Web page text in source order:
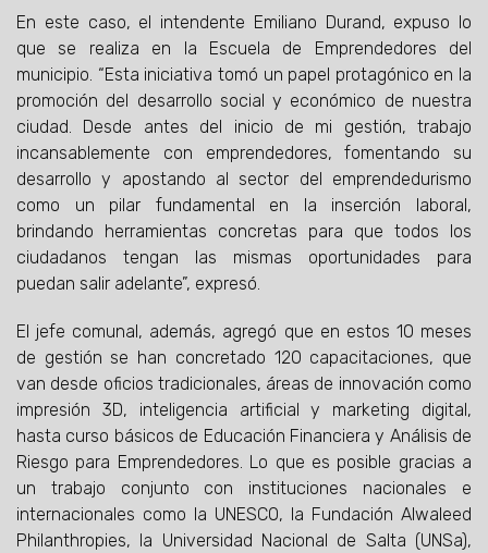
En este caso, el intendente Emiliano Durand, expuso lo
que se realiza en la Escuela de Emprendedores del
municipio. “Esta iniciativa tomó un papel protagónico en la
promoción del desarrollo social y económico de nuestra
ciudad. Desde antes del inicio de mi gestión, trabajo
incansablemente con emprendedores, fomentando su
desarrollo y apostando al sector del emprendedurismo
como un pilar fundamental en la inserción laboral,
brindando herramientas concretas para que todos los
ciudadanos tengan las mismas oportunidades para
puedan salir adelante”, expresó.
El jefe comunal, además, agregó que en estos 10 meses
de gestión se han concretado 120 capacitaciones, que
van desde oficios tradicionales, áreas de innovación como
impresión 3D, inteligencia artificial y marketing digital,
hasta curso básicos de Educación Financiera y Análisis de
Riesgo para Emprendedores. Lo que es posible gracias a
un trabajo conjunto con instituciones nacionales e
internacionales como la UNESCO, la Fundación Alwaleed
Philanthropies, la Universidad Nacional de Salta (UNSa),